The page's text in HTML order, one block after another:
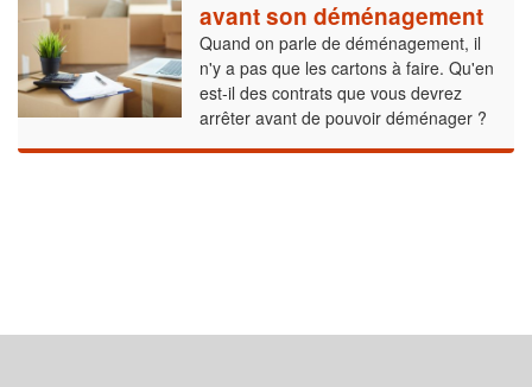
avant son déménagement
Quand on parle de déménagement, il
n'y a pas que les cartons à faire. Qu'en
est-il des contrats que vous devrez
arrêter avant de pouvoir déménager ?